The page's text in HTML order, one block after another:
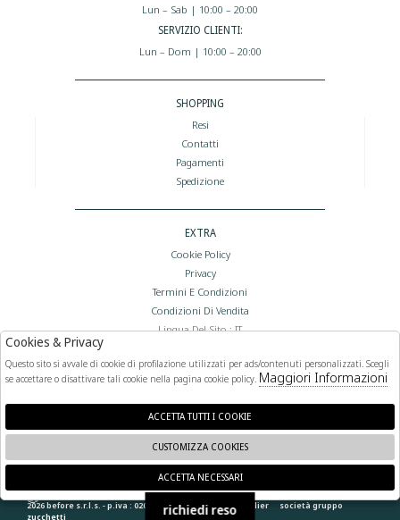
Lun – Sab | 10:00 – 20:00
SERVIZIO CLIENTI:
Lun – Dom | 10:00 – 20:00
SHOPPING
Resi
Contatti
Pagamenti
Spedizione
EXTRA
Cookie Policy
Privacy
Termini E Condizioni
Condizioni Di Vendita
Lingua Del Sito : IT
FOLLOW US
2026 before s.r.l.s. - p.iva : 02066400892 powered by atelier società gruppo
zucchetti
🍪
richiedi reso
Cookies & Privacy
Questo sito si avvale di cookie di profilazione utilizzati per ads/contenuti personalizzati. Scegli
se accettare o disattivare tali cookie nella pagina cookie policy. Maggiori Informazioni
ACCETTA TUTTI I COOKIE
CUSTOMIZZA COOKIES
ACCETTA NECESSARI